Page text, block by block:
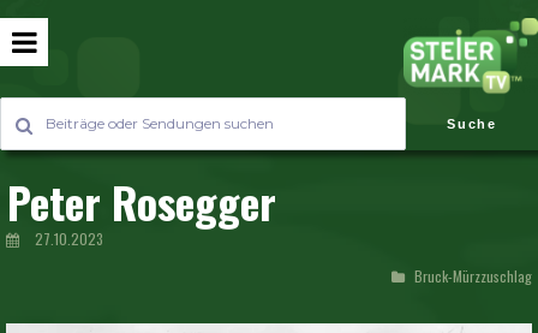
Suche
Peter Rosegger
27.10.2023
Bruck-Mürzzuschlag